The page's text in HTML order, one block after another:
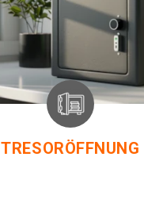
TRESORÖFFNUNG